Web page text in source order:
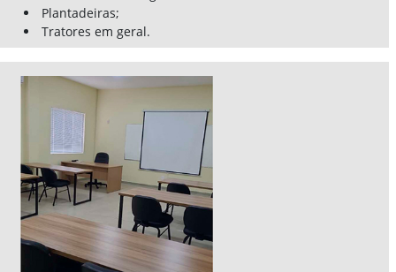
Estrutura
Pensando no lado social, a M.A. Máquinas, formalizou um
importante parceria com uma das mais renomadas
instituições de ensino de Cascavel, Univel uma referência
em modernização em ensino. Hoje a M.A. Máquinas tem
um espaço dedicado a entrega de treinamento no Centro
Tecnológico da universidade.